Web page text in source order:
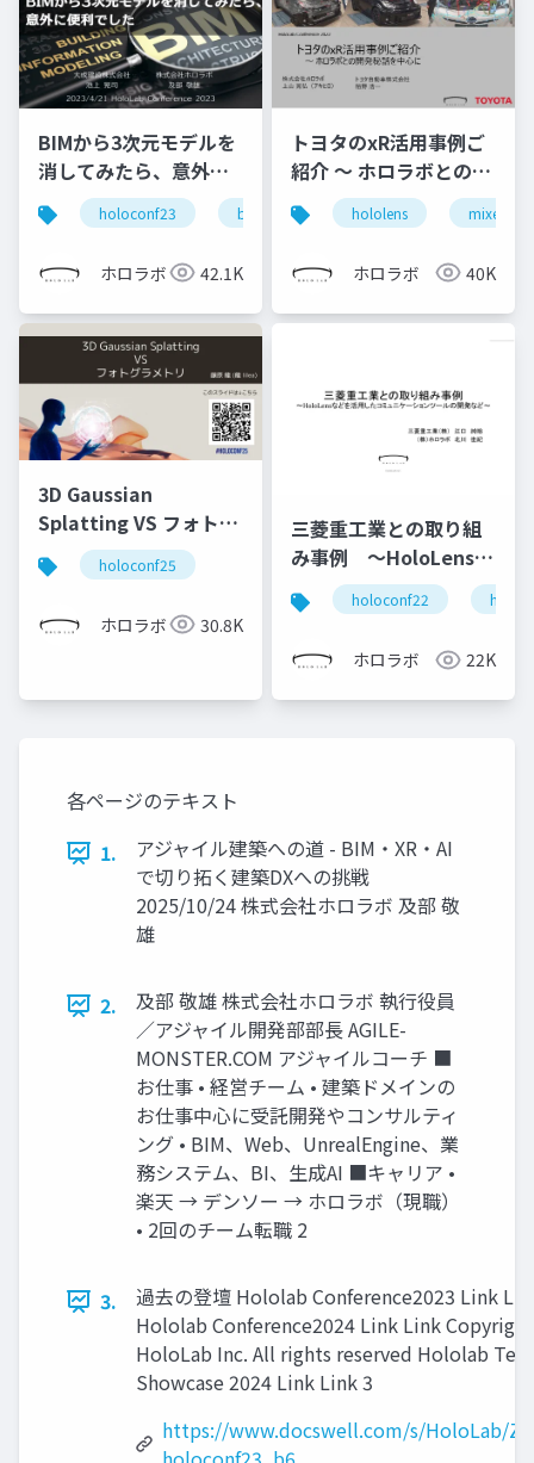
BIMから3次元モデルを
消してみたら、意外に
便利でしたholoconf23 bim
ホロラボ 42.1K
トヨタのxR活用事例ご
紹介 ～ ホロラボとの開
発秘話を中心に (ホロラ
ボカンファレンス 2022
トヨタ自動車株式会社
栢野様 発表スライド)
hololens mixed
ホロラボ 40K
3D Gaussian
Splatting VS フォトグ
ラメトリholoconf25
ホロラボ 30.8K
三菱重工業との取り組
み事例 ～HoloLensな
どを活用した現場向け
コミュニケーションツ
holoconf22
ホロラボ 22K
各ページのテキスト
1.
アジャイル建築への道 - BIM・XR・AI
で切り拓く建築DXへの挑戦
2025/10/24 株式会社ホロラボ 及部 敬
雄
2.
及部 敬雄 株式会社ホロラボ 執行役員
／アジャイル開発部部長 AGILE-
MONSTER.COM アジャイルコーチ ■
お仕事 • 経営チーム • 建築ドメインの
お仕事中心に受託開発やコンサルティ
ング • BIM、Web、UnrealEngine、業
務システム、BI、生成AI ■キャリア •
楽天 → デンソー → ホロラボ（現職）
• 2回のチーム転職 2
3.
過去の登壇 Hololab Conference2023 Link
Hololab Conference2024 Link Link
HoloLab Inc. All rights reserved Hololab
Showcase 2024 Link Link 3
https://www.docswell.com/s/HoloLab/